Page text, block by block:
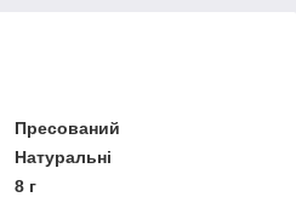
Пресований
Натуральні
8 г